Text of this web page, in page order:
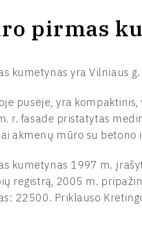
pirmas
kumetynas yra Vilniaus g.
pusėje, yra
r. fasade pristatytas
akmenų mūro su
kumetynas 1997 m.
registrą, 2005 m.
22500. Priklauso